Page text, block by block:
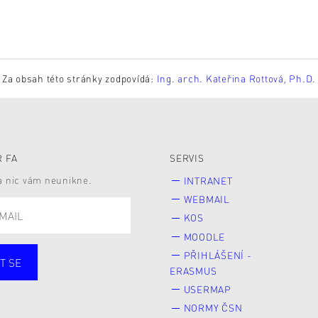
Za obsah této stránky zodpovídá: Ing. arch. Kateřina Rottová, Ph.D.
FA
vám neunikne.
SE
SERVIS
INTRANET
WEBMAIL
KOS
MOODLE
PŘIHLÁŠENÍ -
ERASMUS
USERMAP
NORMY ČSN